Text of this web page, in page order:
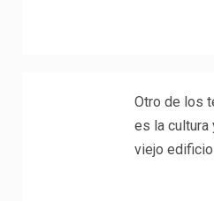
Otro de los
es la cultura
viejo